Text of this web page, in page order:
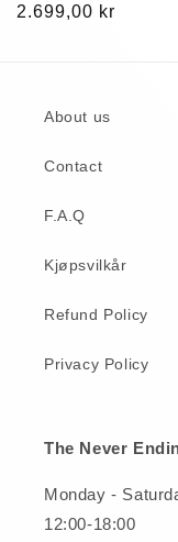
Vanlig
2.699,00 kr
About us
Contact
F.A.Q
Kjøpsvilkår
Refund Policy
Privacy Policy
The Never
Monday -
12:00-18:00